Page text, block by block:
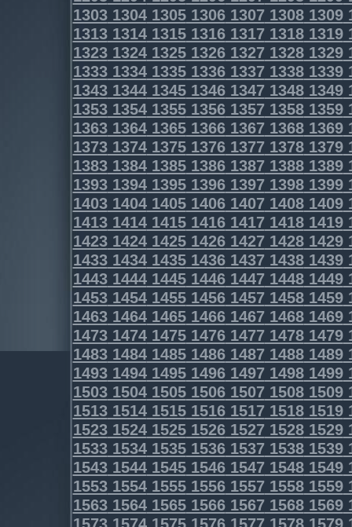
1303130413051306130713081309
1313131413151316131713181319
1323132413251326132713281329
1333133413351336133713381339
1343134413451346134713481349
1353135413551356135713581359
1363136413651366136713681369
1373137413751376137713781379
1383138413851386138713881389
1393139413951396139713981399
1403140414051406140714081409
1413141414151416141714181419
1423142414251426142714281429
1433143414351436143714381439
1443144414451446144714481449
1453145414551456145714581459
1463146414651466146714681469
1473147414751476147714781479
1483148414851486148714881489
1493149414951496149714981499
1503150415051506150715081509
1513151415151516151715181519
1523152415251526152715281529
1533153415351536153715381539
1543154415451546154715481549
1553155415551556155715581559
1563156415651566156715681569